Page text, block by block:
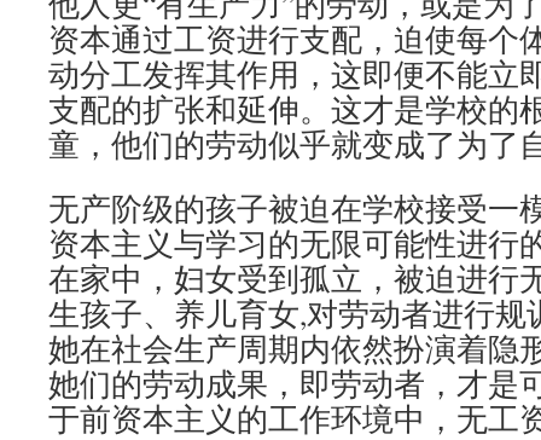
资本通过工资进行支配，迫使每个
动分工发挥其作用，这即便不能立
支配的扩张和延伸。这才是学校的
童，他们的劳动似乎就变成了为了
无产阶级的孩子被迫在学校接受一
资本主义与学习的无限可能性进行
在家中，妇女受到孤立，被迫进行
生孩子、养儿育女,对劳动者进行
她在社会生产周期内依然扮演着隐
她们的劳动成果，即劳动者，才是
于前资本主义的工作环境中，无工